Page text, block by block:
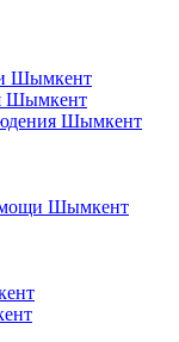
Шымкент
Шымкент
Шымкент
Шымкент